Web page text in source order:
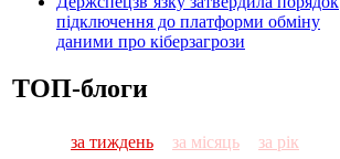
підключення до платформи обміну
даними про кіберзагрози
ТОП-блоги
за тиждень за місяць
за рік